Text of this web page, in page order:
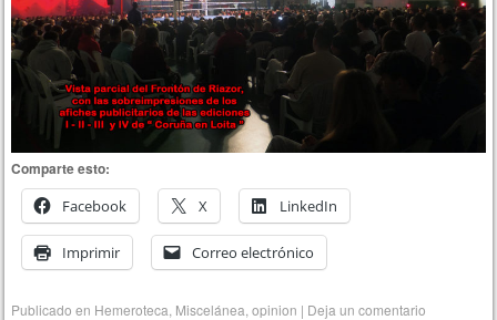
Comparte esto:
Facebook
X LinkedIn
Imprimir Correo electrónico
Publicado en Hemeroteca Miscelánea ,opinion | Deja un comentario